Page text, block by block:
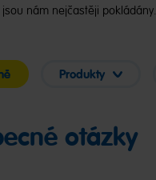
nám nejčastěji pokládány.
Produkty
otázky